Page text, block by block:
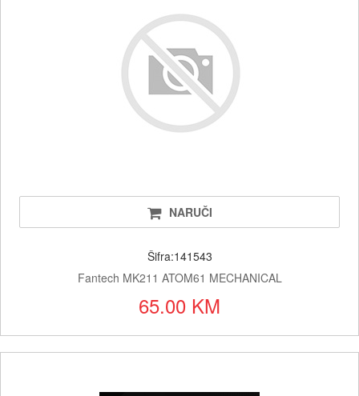
NARUČI
Šifra:141543
Fantech MK211 ATOM61 MECHANICAL
65.00 KM